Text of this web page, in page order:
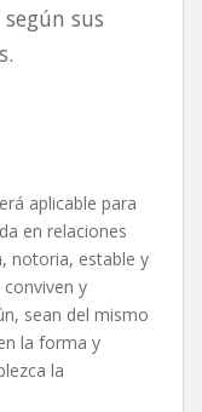
sus
aplicable para
en relaciones
notoria, estable y
y
sean del mismo
la forma y
la